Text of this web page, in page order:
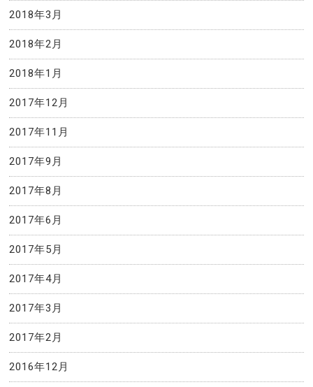
2018年3月
2018年2月
2018年1月
2017年12月
2017年11月
2017年9月
2017年8月
2017年6月
2017年5月
2017年4月
2017年3月
2017年2月
2016年12月